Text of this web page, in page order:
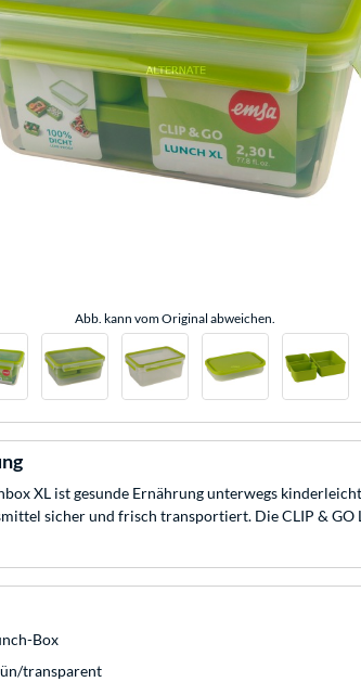
Abb. kann vom Original abweichen.
XL ist gesunde Ernährung unterwegs
sicher und frisch transportiert. Die CLIP &
Box
transparent